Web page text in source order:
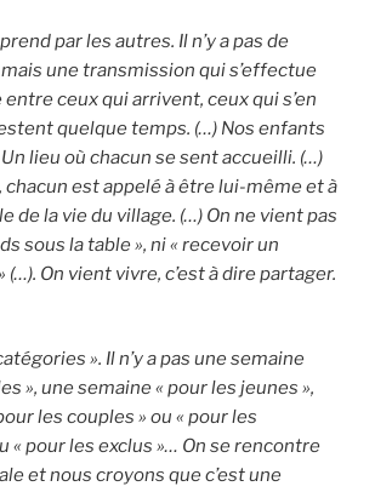
par les autres. Il n’y a pas de
mais une transmission qui s’effectue
ceux qui arrivent, ceux qui s’en
quelque temps. (…) Nos enfants
lieu où chacun se sent accueilli. (…)
chacun est appelé à être lui-même et à
de la vie du village. (…) On ne vient pas
sous la table », ni « recevoir un
On vient vivre, c’est à dire partager.
». Il n’y a pas une semaine
», une semaine « pour les jeunes »,
les couples » ou « pour les
« pour les exclus »… On se rencontre
et nous croyons que c’est une